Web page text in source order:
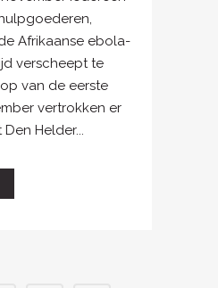
Afrikaanse ebola-
verscheept te
van de eerste
vertrokken er
Helder...